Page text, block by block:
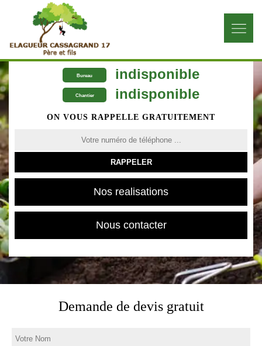
Bureau indisponible
Chantier indisponible
ON VOUS RAPPELLE GRATUITEMENT
Nos realisations
Nous contacter
Demande de devis gratuit